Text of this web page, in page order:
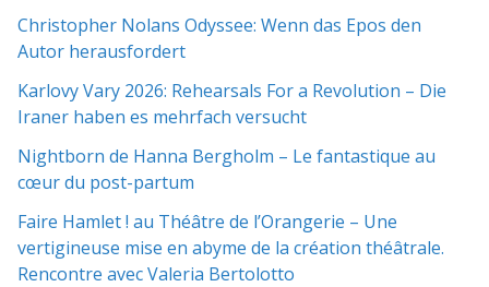
Christopher Nolans Odyssee: Wenn das Epos den
Autor herausfordert
Karlovy Vary 2026: Rehearsals For a Revolution – Die
Iraner haben es mehrfach versucht
Nightborn de Hanna Bergholm – Le fantastique au
cœur du post-partum
Faire Hamlet ! au Théâtre de l’Orangerie – Une
vertigineuse mise en abyme de la création théâtrale.
Rencontre avec Valeria Bertolotto